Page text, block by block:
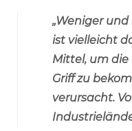
„Weniger
ist vielleicht
Mittel, um
Griff zu
verursacht.